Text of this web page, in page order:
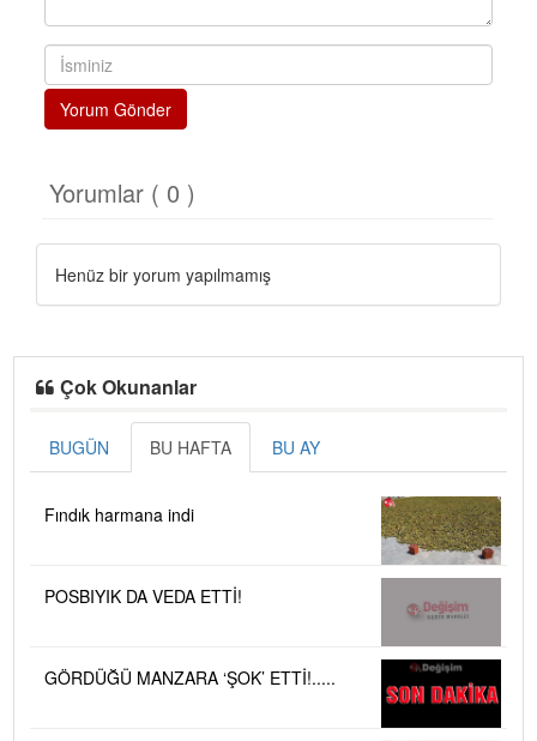
Yorum Gönder
Yorumlar ( 0 )
Henüz bir yorum yapılmamış
Çok Okunanlar
BUGÜN BU HAFTA BU AY
Fındık harmana indi
POSBIYIK DA VEDA ETTİ!
GÖRDÜĞÜ MANZARA ‘ŞOK’ ETTİ!.....